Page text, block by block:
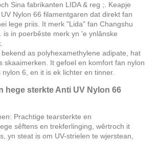
Sina fabrikanten LIDA & reg ;. Keapje
Nylon 66 filamentgaren dat direkt fan
lege priis. It merk "Lida" fan Changshu
is in poerbêste merk yn 'e ynlânske
as polyhexamethylene adipate, hat
skaaimerken. It gefoel en komfort fan nylon
6, en it is ek lichter en tinner.
hege sterkte Anti UV Nylon 66
Prachtige tearsterkte en
sêftens en trekferlinging, wêrtroch it
yn steat is om UV-strielen te wjerstean,